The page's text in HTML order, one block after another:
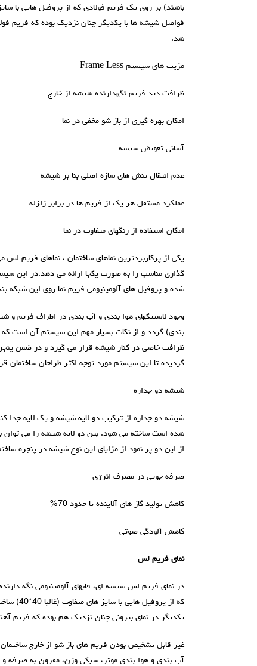
باشند) بر روی یک فریم فولادی که از پروفیل هایی با
فواصل شیشه ها با یکدیگر چنان نزدیک بوده که فریم
شد.
مزيت های سيستم Frame Less
ظرافت دید فریم نگهدارنده شیشه از خارج
امکان بهره گیری از باز شو مخفی در نما
آسانی تعویض شیشه
عدم انتقال تنش های سازه اصلی بنا بر شیشه
عملکرد مستقل هر یک از فریم ها در برابر زلزله
امکان استفاده از رنگهای متفاوت در نما
یکی از پرکاربردترین نماهای ساختمان ، نماهای فريم
گذاری مناسب را به صورت یکجا ارائه می دهد.در این
شده و پروفیل های آلومینیومی فریم نما روی این شبکه
وجود لاستیکهای هوا بندی و آب بندی در اطراف فریم و
بندی) گردد و از نکات بسیار مهم این سیستم آن است که
ظرافت خاصی در کنار شیشه قرار می گیرد و در ضمن
گردیده تا این سیستم مورد توجه اکثر طراحان ساختمان
شيشه دو جداره
شیشه دو جداره از ترکیب دو لایه شیشه و یک لایه جدا
از این دو پر نمود از مزایای این نوع شیشه در پنجره
صرفه جویی در مصرف انرژی
کاهش تولید گاز های آلاینده تا حدود 70%
کاهش آلودگی صوتی
نمای فريم لس
در نمای فريم لس شيشه ای، قابهای آلومینیومی نگه
که از
یکدیگر در نمای بیرونی چنان نزدیک هم بوده که فریم
غیر قابل تشخیص بودن فریم های باز شو از خارج
آب بندی و هوا بندی موثر، سبکی وزن، مقرون به صرفه